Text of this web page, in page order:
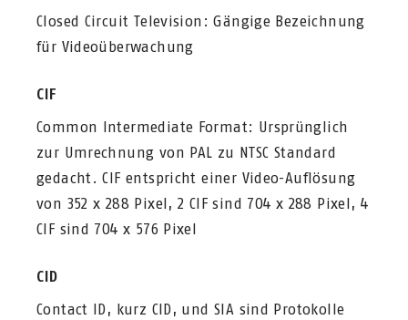
Closed Circuit Television: Gängige Bezeichnung
für Videoüberwachung
CIF
Common Intermediate Format: Ursprünglich
zur Umrechnung von PAL zu NTSC Standard
gedacht. CIF entspricht einer Video-Auflösung
von 352 x 288 Pixel, 2 CIF sind 704 x 288 Pixel, 4
CIF sind 704 x 576 Pixel
CID
Contact ID, kurz CID, und SIA sind Protokolle